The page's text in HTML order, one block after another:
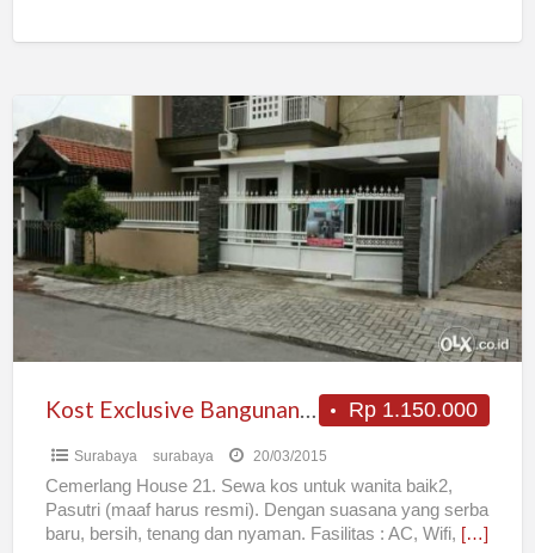
Exclusive
Bangunan
Baru
Rp 1.150.000
Kost Exclusive Bangunan Baru 100%
Surabaya surabaya 20/03/2015
Cemerlang House 21. Sewa kos untuk wanita baik2,
Pasutri (maaf harus resmi). Dengan suasana yang serba
baru, bersih, tenang dan nyaman. Fasilitas : AC, Wifi, […]